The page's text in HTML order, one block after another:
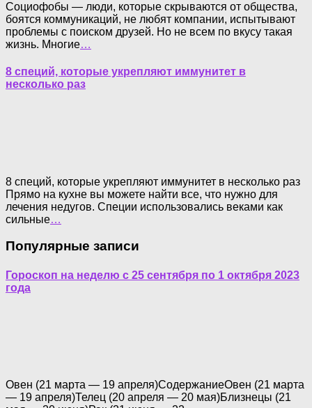
Социофобы — люди, которые скрываются от общества,
боятся коммуникаций, не любят компании, испытывают
проблемы с поиском друзей. Но не всем по вкусу такая
жизнь. Многие…
8 специй, которые укрепляют иммунитет в
несколько раз
8 специй, которые укрепляют иммунитет в несколько раз
Прямо на кухне вы можете найти все, что нужно для
лечения недугов. Специи использовались веками как
сильные…
Популярные записи
Гороскоп на неделю с 25 сентября по 1 октября 2023
года
Овен (21 марта — 19 апреля)СодержаниеОвен (21 марта
— 19 апреля)Телец (20 апреля — 20 мая)Близнецы (21